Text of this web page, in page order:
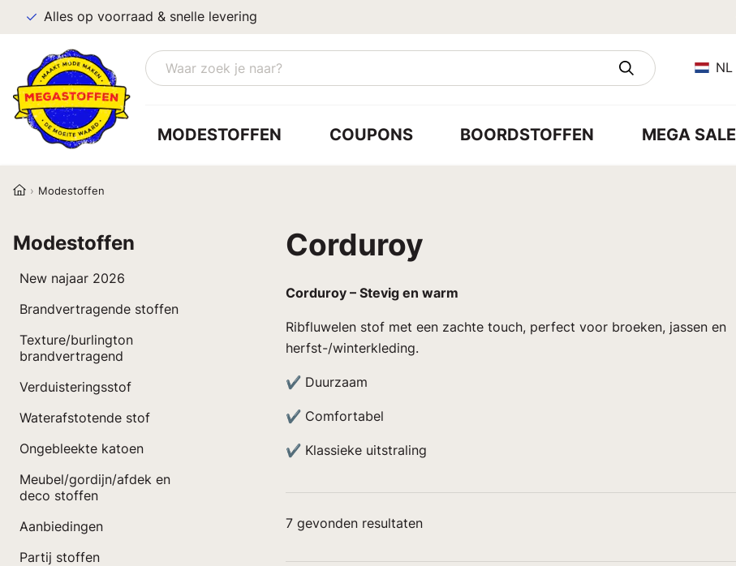
Alles op voorraad & snelle levering
NL
MODESTOFFEN COUPONS BOORDSTOFFEN MEGA SALE
Modestoffen
Modestoffen
New najaar 2026
Brandvertragende stoffen
Texture/burlington
brandvertragend
Verduisteringsstof
Waterafstotende stof
Ongebleekte katoen
Meubel/gordijn/afdek en
deco stoffen
Aanbiedingen
Partij stoffen
Corduroy
Corduroy – Stevig en warm
Ribfluwelen stof met een zachte touch, perfect voor broeken, jassen en
herfst-/winterkleding.
✔ Duurzaam
✔ Comfortabel
✔ Klassieke uitstraling
7 gevonden resultaten